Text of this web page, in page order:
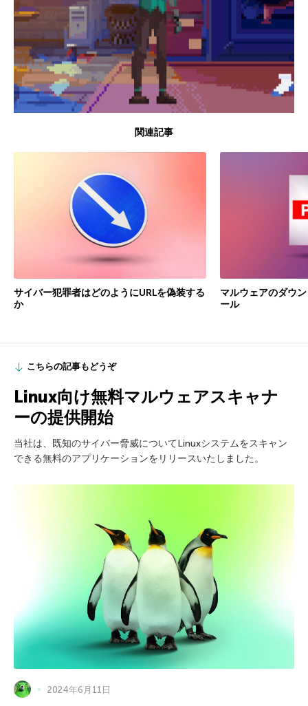
関連記事
サイバー犯罪者はどのようにURLを偽装する
か
マルウェアのダウ
ール
こちらの記事もどうぞ
Linux向け無料マルウェアスキャナ
ーの提供開始
当社は、既知のサイバー脅威についてLinuxシステムをスキャン
できる無料のアプリケーションをリリースいたしました。
2024年6月11日